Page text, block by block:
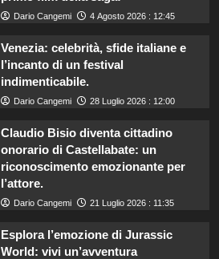
Dario Cangemi 4 Agosto 2026 : 12:45
Venezia: celebrità, sfide italiane e
l’incanto di un festival
indimenticabile.
Dario Cangemi 28 Luglio 2026 : 12:00
Claudio Bisio diventa cittadino
onorario di Castellabate: un
riconoscimento emozionante per
l’attore.
Dario Cangemi 21 Luglio 2026 : 11:35
Esplora l’emozione di Jurassic
World: vivi un’avventura